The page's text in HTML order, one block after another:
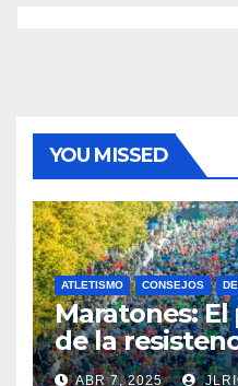
YOU MISSED
ATLETISMO CONSEJOS
Maratones:
de la
ABR 7, 2025